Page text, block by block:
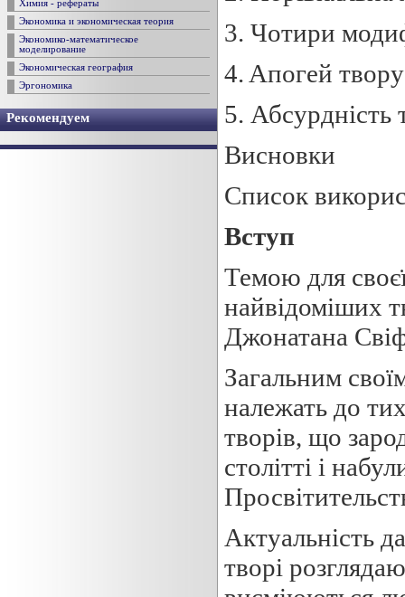
Химия - рефераты
Экономика и экономическая теория
Экономико-математическое
моделирование
Экономическая география
Эргономика
Рекомендуем
3. Чотири
4. Aпогей
5. Абсурдність
Висновки
Список
Вступ
Темою для
найвідоміших
Джонатана
Загальним
належать до
творів, що
столітті і
Актуальність
творі